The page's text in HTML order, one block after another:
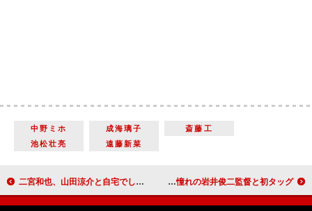
中野ミホ 成海璃子
斎藤工
池松壮亮
遠藤新菜
二宮和也、山田涼介と自宅でしゃぶしゃぶ 肉の値段暴露に「やめて～」 黒木華「幸せの限界が来そう」 憧れの岩井俊二監督と初タッグ